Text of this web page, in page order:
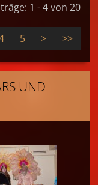
1 - 4 von 20
5 > >>
UND